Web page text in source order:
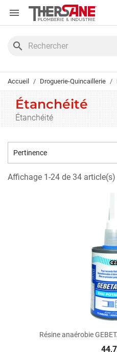
Panneau de gestion des cookies

search
Accueil Droguerie-Quincaillerie
Étanchéité
Étanchéité
Pertinence
Affichage 1-24 de 34 article(s)
Résine anaérobie